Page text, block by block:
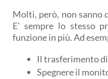
Molti, però, non sanno
E’ sempre lo stesso
funzione in più. Ad
Il trasferimento
Spegnere il